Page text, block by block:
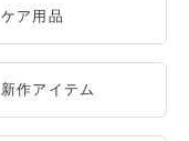
ケア用品
新作アイテム